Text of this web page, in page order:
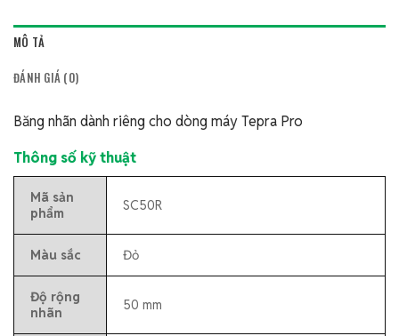
MÔ TẢ
ĐÁNH GIÁ (0)
Băng nhãn dành riêng cho dòng máy Tepra Pro
Thông số kỹ thuật
Mã sản
phẩm
SC50R
Màu sắc Đỏ
Độ rộng
nhãn
50 mm